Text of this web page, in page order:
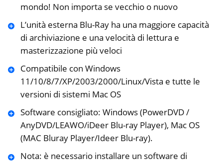
mondo! Non importa se vecchio o nuovo
L’unità esterna Blu-Ray ha una maggiore capacità
di archiviazione e una velocità di lettura e
masterizzazione più veloci
Compatibile con Windows
11/10/8/7/XP/2003/2000/Linux/Vista e tutte le
versioni di sistemi Mac OS
Software consigliato: Windows (PowerDVD /
AnyDVD/LEAWO/iDeer Blu-ray Player), Mac OS
(MAC Bluray Player/Ideer Blu-ray).
Nota: è necessario installare un software di